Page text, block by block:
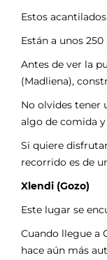
Estos
Están a unos
Antes de ver la
(Madliena),
No olvides tener
algo de comida
Si quiere
recorrido es de
Xlendi (Gozo)
Este lugar se
Cuando llegue a
hace aún más